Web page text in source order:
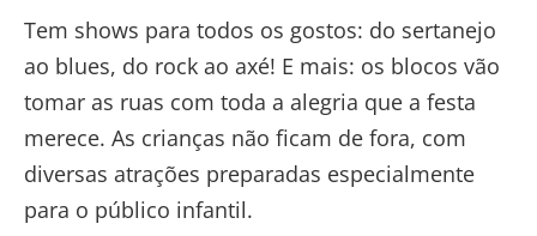
Tem shows para todos os gostos: do sertanejo
ao blues, do rock ao axé! E mais: os blocos vão
tomar as ruas com toda a alegria que a festa
merece. As crianças não ficam de fora, com
diversas atrações preparadas especialmente
para o público infantil.